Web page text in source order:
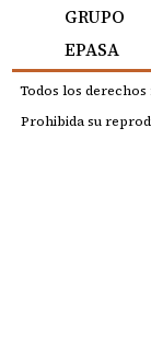
GRUPO
EPASA
Todos los derechos
Prohibida su